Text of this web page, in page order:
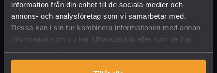
information från din enhet till de sociala medier och
annons- och analysföretag som vi samarbetar med.
Dessa kan i sin tur kombinera informationen med annan
information som du har tillhandahållit eller som de har
samlat in när du har använt deras tjänster.
Sedan starten 1989 har vårt mål varit att erbjuda dig